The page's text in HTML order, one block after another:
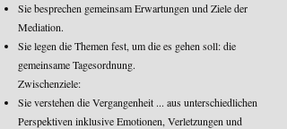
Sie besprechen gemeinsam Erwartungen und Ziele der
Mediation.
Sie legen die Themen fest, um die es gehen soll: die
gemeinsame Tagesordnung.
Zwischenziele:
Sie verstehen die Vergangenheit ... aus unterschiedlichen
Perspektiven inklusive Emotionen, Verletzungen und